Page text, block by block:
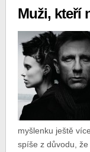
Muži, kteří
myšlenku ještě
spíše z důvodu,